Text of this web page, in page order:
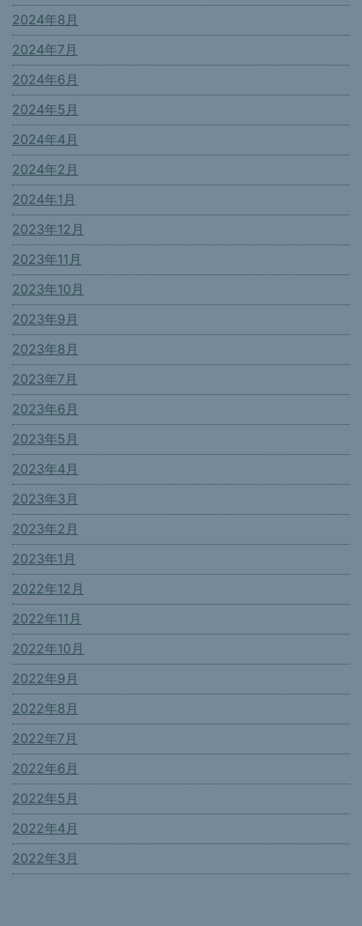
2024年8月
2024年7月
2024年6月
2024年5月
2024年4月
2024年2月
2024年1月
2023年12月
2023年11月
2023年10月
2023年9月
2023年8月
2023年7月
2023年6月
2023年5月
2023年4月
2023年3月
2023年2月
2023年1月
2022年12月
2022年11月
2022年10月
2022年9月
2022年8月
2022年7月
2022年6月
2022年5月
2022年4月
2022年3月